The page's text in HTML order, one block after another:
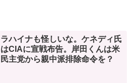
ラハイナも怪しいな。ケネディ氏
はCIAに宣戦布告。岸田くんは米
民主党から親中派排除命令を？